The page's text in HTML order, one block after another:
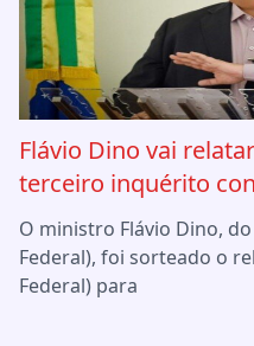
Flávio Dino vai
terceiro inquérito
O ministro Flávio Dino,
Federal), foi sorteado o
Federal) para